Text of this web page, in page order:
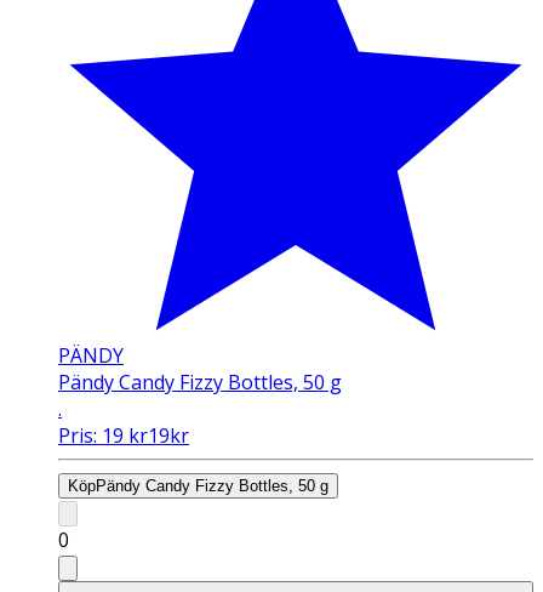
PÄNDY
Pändy Candy Fizzy Bottles, 50 g
.
Pris: 19 kr19kr
KöpPändy Candy Fizzy Bottles, 50 g
0